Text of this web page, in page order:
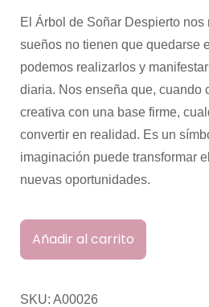
El Árbol de Soñar Despierto nos
sueños no tienen que quedarse
podemos realizarlos y
diaria. Nos enseña que, cuando
creativa con una base firme,
convertir en realidad. Es un
imaginación puede transformar
nuevas oportunidades.
Añadir al carrito
SKU: A00026